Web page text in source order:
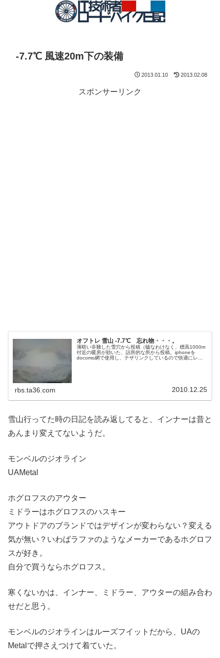
-7.7℃ 風速20m下の装備
2013.01.10 2013.02.08
スポンサーリンク
オフトレ 雪山 -7.7℃ 忘れ物・・・。
薄暗い非難した雪穴から投稿（嘘なわけなく、標高1000m
付近の暖房が効いた、詰所的な所から投稿。iphoneを
docomo網で使用し、テザリンクしているので快適にレポ
rbs.ta36.com 2010.12.25
雪山行ってた時の日記を読み返してると、インナーは昔と
あんまり変えてないようだ。
モンベルのジオライン
UAMetal
ホグロフスのアウター
ミドラーはホグロフスのハスキー
アウトドアのブランドではデザインが変わらない？変える
気が無い？いわばラファのようなメーカーであるホグロフ
スが好き。
自分で買うならホグロフス。
寒くないかは、インナー、ミドラー、アウターの組み合わ
せだと思う。
モンベルのジオラインはルーズフイットだから、UAの
Metalで押さえつけて着ていた。